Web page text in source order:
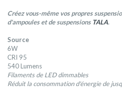
Créez vous-même vos propres
d'ampoules et de suspensions TALA.
Source
6W
CRI 95
540 Lumens
Filaments de LED dimmables
Réduit la consommation d'énergie de